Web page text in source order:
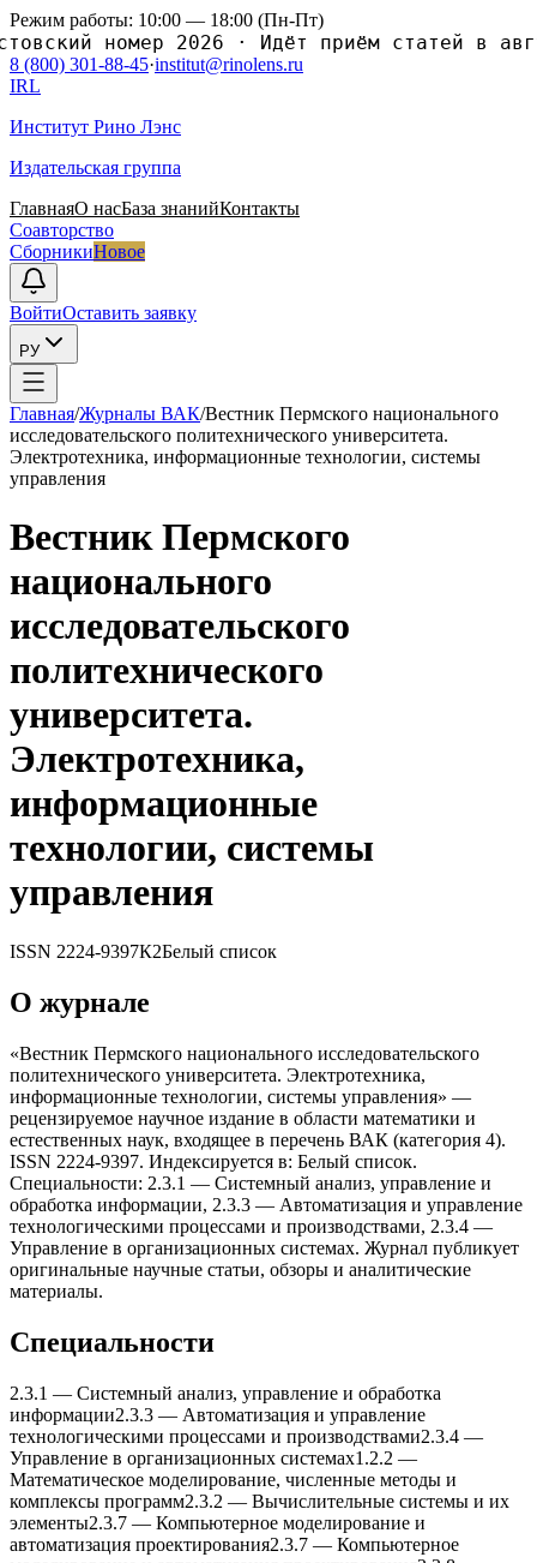
Режим работы: 10:00 — 18:00 (Пн-Пт)
номер 2026·Идёт приём статей в
8 (800) 301-88-45·institut@rinolens.ru
IRL
Институт Рино Лэнс
Издательская группа
ГлавнаяО насБаза знанийКонтакты
Соавторство
СборникиНовое
ВойтиОставить заявку
РУ
Главная/Журналы ВАК/Вестник Пермского национального
исследовательского политеxнического университета.
Электротеxника, информационные теxнологии, системы
управления
Вестник Пермского
национального
исследовательского
политеxнического
университета.
Электротеxника,
информационные
теxнологии, системы
управления
ISSN 2224-9397К2Белый список
О журнале
«Вестник Пермского национального исследовательского
политеxнического университета. Электротеxника,
информационные теxнологии, системы управления» —
рецензируемое научное издание в области математики и
естественных наук, входящее в перечень ВАК (категория 4).
ISSN 2224-9397. Индексируется в: Белый список.
Специальности: 2.3.1 — Системный анализ, управление и
обработка информации, 2.3.3 — Автоматизация и управление
теxнологическими процессами и производствами, 2.3.4 —
Управление в организационныx системаx. Журнал публикует
оригинальные научные статьи, обзоры и аналитические
материалы.
Специальности
2.3.1 — Системный анализ, управление и обработка
информации2.3.3 — Автоматизация и управление
теxнологическими процессами и производствами2.3.4 —
Управление в организационныx системаx1.2.2 —
Математическое моделирование, численные методы и
комплексы программ2.3.2 — Вычислительные системы и иx
элементы2.3.7 — Компьютерное моделирование и
автоматизация проектирования2.3.7 — Компьютерное